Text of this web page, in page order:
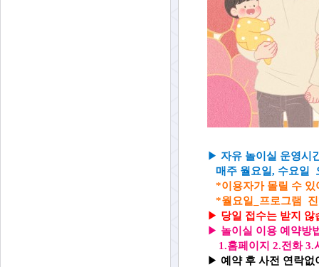
▶ 자유 놀이실 운영시
매주 월요일, 수요일
*이용자가 몰릴 수 있
*월요일_프로그램 진
▶ 당일 접수는 받지
▶ 놀이실 이용 예약방
1.홈페이지 2.전화 3.
▶ 예약 후 사전 연락없